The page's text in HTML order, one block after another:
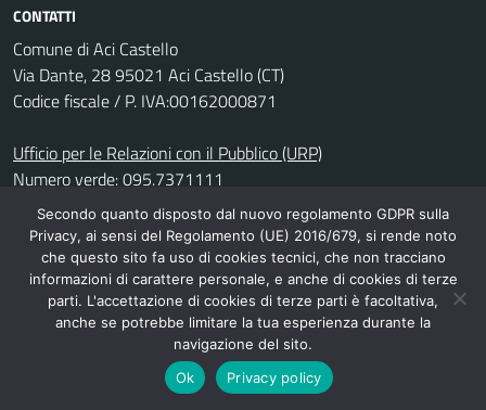
CONTATTI
Comune di Aci Castello
Via Dante, 28 95021 Aci Castello (CT)
Codice fiscale / P. IVA:00162000871
Ufficio per le Relazioni con il Pubblico (URP)
Numero verde: 095.7371111
PEC:protocollo@pec.comune.acicastello.ct.it
Centralino unico: +39 095.7371111
Leggi le FAQ
Segnalazione disservizio
Prenotazione Appuntamenti
Secondo quanto disposto dal nuovo regolamento GDPR sulla
Privacy, ai sensi del Regolamento (UE) 2016/679, si rende noto
che questo sito fa uso di cookies tecnici, che non tracciano
informazioni di carattere personale, e anche di cookies di terze
parti. L'accettazione di cookies di terze parti è facoltativa,
anche se potrebbe limitare la tua esperienza durante la
navigazione del sito.
Ok
Privacy policy